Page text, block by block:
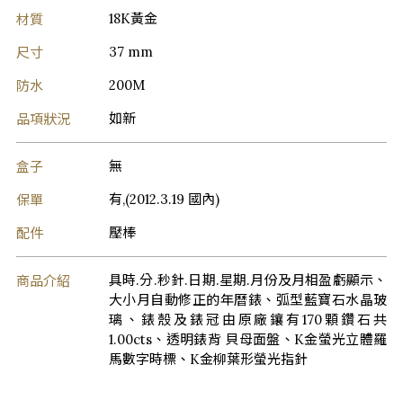
材質 18K黃金
尺寸 37 mm
防水 200M
品項狀況 如新
盒子 無
保單 有,(2012.3.19 國內)
配件 壓棒
商品介紹
具時.分.秒針.日期.星期.月份及月相盈虧顯示、
大小月自動修正的年曆錶、弧型藍寶石水晶玻
璃、錶殼及錶冠由原廠鑲有170顆鑽石共
1.00cts、透明錶背 貝母面盤、K金螢光立體羅
馬數字時標、K金柳葉形螢光指針